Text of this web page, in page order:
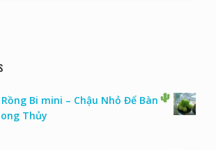
Bi mini – Chậu Nhỏ Để Bàn
Thủy